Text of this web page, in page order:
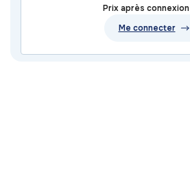
Prix après connexion
Me connecter